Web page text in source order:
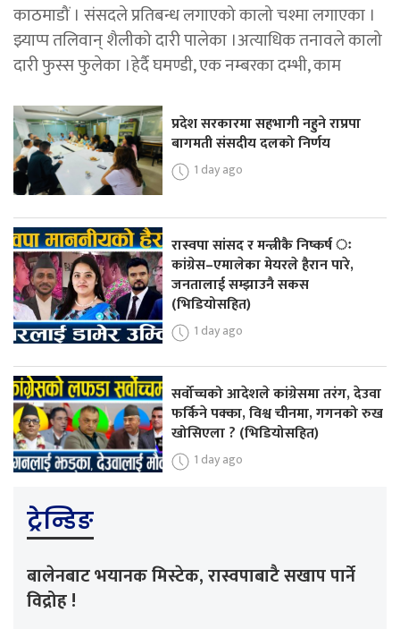
काठमाडौं । संसदले प्रतिबन्ध लगाएको कालो चश्मा लगाएका ।
झ्याप्प तलिवान् शैलीको दारी पालेका ।अत्याधिक तनावले कालो
दारी फुस्स फुलेका ।हेर्दै घमण्डी, एक नम्बरका दम्भी, काम
प्रदेश सरकारमा सहभागी नहुने राप्रपा
बागमती संसदीय दलको निर्णय
1 day ago
रास्वपा सांसद र मन्त्रीकै निष्कर्ष ः
कांग्रेस–एमालेका मेयरले हैरान पारे,
जनतालाई सम्झाउनै सकस
(भिडियोसहित)
1 day ago
सर्वोच्चको आदेशले कांग्रेसमा तरंग, देउवा
फर्किने पक्का, विश्व चीनमा, गगनको रुख
खोसिएला ? (भिडियोसहित)
1 day ago
ट्रेन्डिङ
बालेनबाट भयानक मिस्टेक, रास्वपाबाटै सखाप पार्ने
विद्रोह !